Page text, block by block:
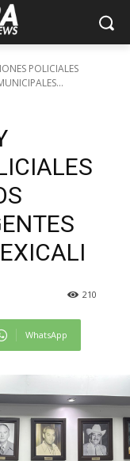
POLICIALES
210
WhatsApp